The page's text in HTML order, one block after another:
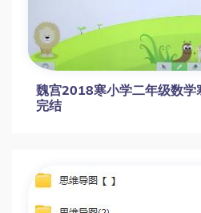
魏宫2018寒小学二年级数学
完结